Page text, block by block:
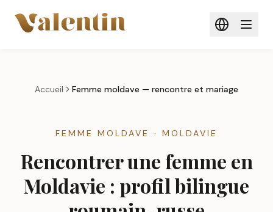
Accueil Femme moldave — rencontre et mariage
FEMME MOLDAVE · MOLDAVIE
Rencontrer une femme en
Moldavie : profil bilingue